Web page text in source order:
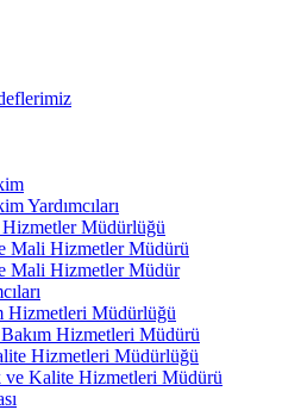
Yardımcıları
Müdürlüğü
Mali Hizmetler Müdürü
Mali Hizmetler Müdür
Hizmetleri Müdürlüğü
Bakım Hizmetleri Müdürü
Hizmetleri Müdürlüğü
ve Kalite Hizmetleri Müdürü